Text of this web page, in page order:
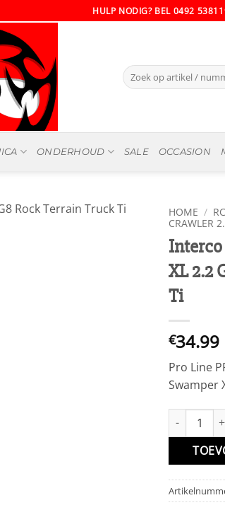
HULP NODIG? BEL 0492
Zoeken
naar:
ONDERHOUD SALE OCCASION
HOME /
CRAWLER
Interco
XL 2.2
Ti
€34.99
Pro Line
Swamper
Interco